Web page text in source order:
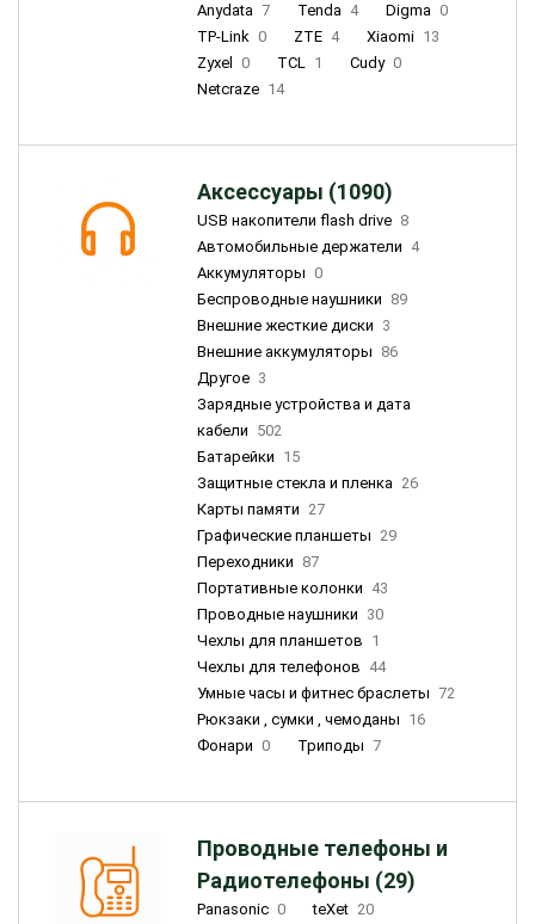
Anydata 7 Tenda 4 Digma 0
TP-Link 0 ZTE 4 Xiaomi 13
Zyxel
0 TCL 1 Cudy 0
Netcraze 14
Аксессуары (1090)
USB накопители flash drive 8
Автомобильные держатели 4
Аккумуляторы 0
Беспроводные наушники 89
Внешние жесткие диски 3
Внешние аккумуляторы 86
Другое 3
Зарядные устройства и дата
кабели 502
Батарейки 15
Защитные стекла и пленка 26
Карты памяти 27
Графические планшеты 29
Переходники 87
Портативные колонки 43
Проводные наушники 30
Чехлы для планшетов 1
Чехлы для телефонов 44
Умные часы и фитнес браслеты 72
Рюкзаки , сумки , чемоданы 16
Фонари 0 Триподы 7
Проводные телефоны и
Радиотелефоны (29)
Panasonic 0 teXet 20